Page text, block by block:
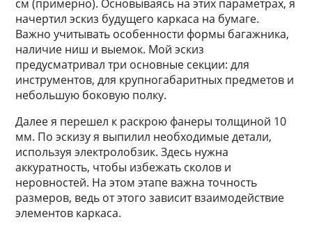
см (примерно). Основываясь на этих параметрах, я
начертил эскиз будущего каркаса на бумаге.
Важно учитывать особенности формы багажника,
наличие ниш и выемок. Мой эскиз
предусматривал три основные секции: для
инструментов, для крупногабаритных предметов и
небольшую боковую полку.
Далее я перешел к раскрою фанеры толщиной 10
мм. По эскизу я выпилил необходимые детали,
используя электролобзик. Здесь нужна
аккуратность, чтобы избежать сколов и
неровностей. На этом этапе важна точность
размеров, ведь от этого зависит взаимодействие
элементов каркаса.